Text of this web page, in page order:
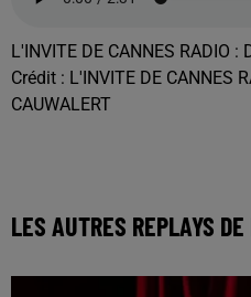
L'INVITE DE CANNES RADIO :
Crédit : L'INVITE DE CANNES
CAUWALERT
LES AUTRES REPLAYS